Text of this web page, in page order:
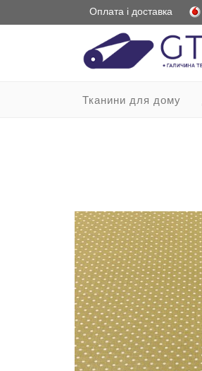
Оплата і доставка
Тканини для дому